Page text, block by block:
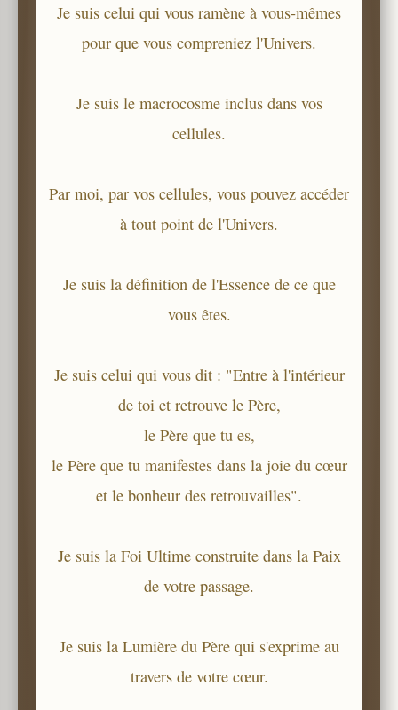
Je suis celui qui vous ramène à vous-mêmes
pour que vous compreniez l'Univers.
Je suis le macrocosme inclus dans vos
cellules.
Par moi, par vos cellules, vous pouvez accéder
à tout point de l'Univers.
Je suis la définition de l'Essence de ce que
vous êtes.
Je suis celui qui vous dit : "Entre à l'intérieur
de toi et retrouve le Père,
le Père que tu es,
le Père que tu manifestes dans la joie du cœur
et le bonheur des retrouvailles".
Je suis la Foi Ultime construite dans la Paix
de votre passage.
Je suis la Lumière du Père qui s'exprime au
travers de votre cœur.